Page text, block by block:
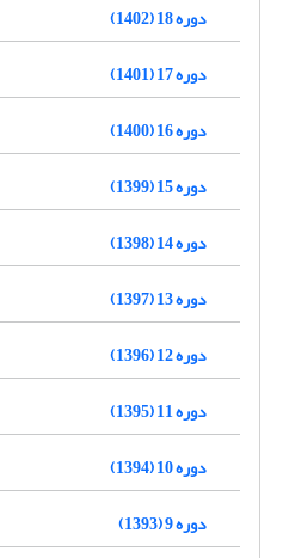
دوره 18 (1402)
دوره 17 (1401)
دوره 16 (1400)
دوره 15 (1399)
دوره 14 (1398)
دوره 13 (1397)
دوره 12 (1396)
دوره 11 (1395)
دوره 10 (1394)
دوره 9 (1393)